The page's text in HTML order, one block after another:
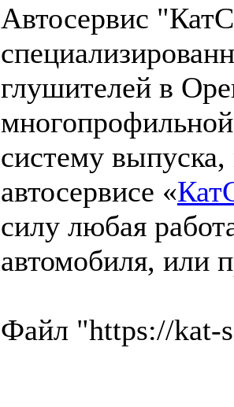
Автосервис
глушителей в
систему
автосервисе «
силу любая
автомобиля, или
Файл "https://kat-